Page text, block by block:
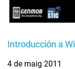
Introducción a
4 de maig 2011